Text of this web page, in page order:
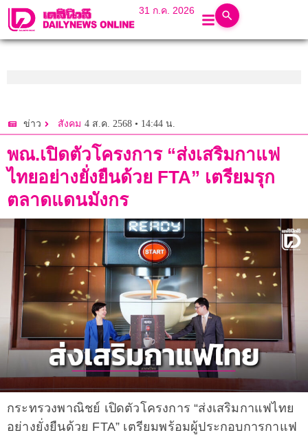
31 ก.ค. 2026
ข่าว สังคม 4 ส.ค. 2568 • 14:44 น.
พณ.เปิดตัวโครงการ “ส่งเสริมกาแฟ
ไทยอย่างยั่งยืนด้วย FTA” เตรียมรุก
ตลาดแดนมังกร
กระทรวงพาณิชย์ เปิดตัวโครงการ “ส่งเสริมกาแฟไทย
อย่างยั่งยืนด้วย FTA” เตรียมพร้อมผู้ประกอบการกาแฟ